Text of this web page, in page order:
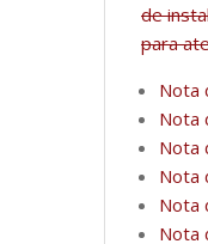
de
para
Nota
Nota
Nota
Nota
Nota
Nota